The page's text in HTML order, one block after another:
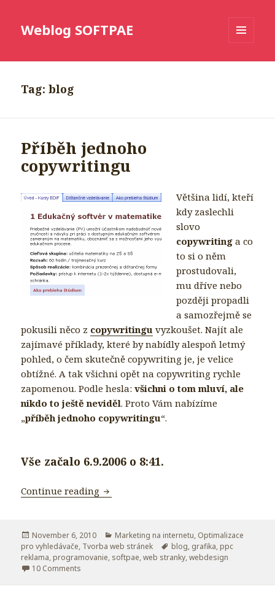
Weblog SOFTPAE
Tag: blog
Příběh jednoho
copywritingu
Většina lidí, kteří
kdy zaslechli
slovo
copywriting a co
to si o něm
prostudovali,
mu dříve nebo
později propadli
a samozřejmě se
pokusili něco z copywritingu vyzkoušet. Najít ale
zajímavé příklady, které by nabídly alespoň letmý
pohled, o čem skutečně copywriting je, je velice
obtížné. A tak všichni opět na copywriting rychle
zapomenou. Podle hesla:všichni o tom mluví, ale
nikdo to ještě neviděl. Proto Vám nabízíme
„příběh jednoho copywritingu“.
Vše začalo 6.9.2006 o 8:41.
Continue reading Příběh jednoho copywritingu
Posted
on
November 6, 2010 Categories
Marketing na internetu, Optimalizace
pro vyhledávače, Tvorba web stránek Tags
blog, grafika, ppc
reklama, programovanie, softpae,web stranky,webdesign
10 Comments